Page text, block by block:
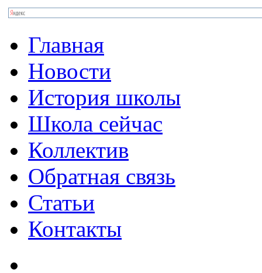
Главная
Новости
История школы
Школа сейчас
Коллектив
Обратная связь
Статьи
Контакты